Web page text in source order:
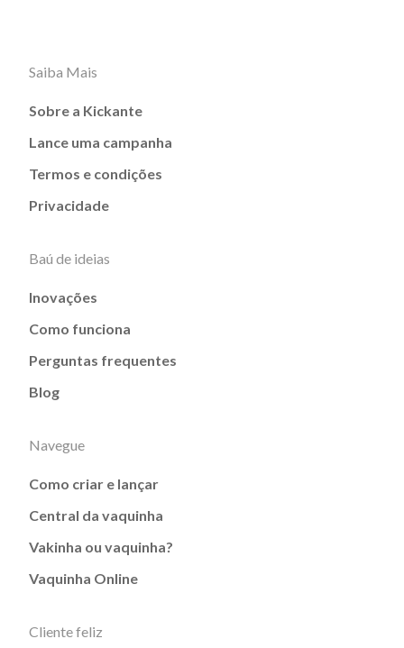
Saiba Mais
Sobre a Kickante
Lance uma campanha
Termos e condições
Privacidade
Baú de ideias
Inovações
Como funciona
Perguntas frequentes
Blog
Navegue
Como criar e lançar
Central da vaquinha
Vakinha ou vaquinha?
Vaquinha Online
Cliente feliz